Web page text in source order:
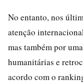
No entanto, nos
atenção
mas também por
humanitárias e
acordo com o